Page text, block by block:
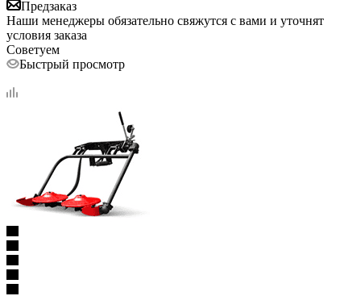
Предзаказ
Наши менеджеры обязательно свяжутся с вами и уточнят
условия заказа
Советуем
Быстрый просмотр